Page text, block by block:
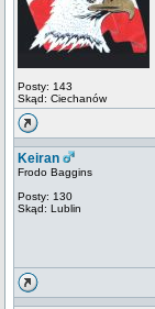
Posty: 143
Skąd: Ciechanów
Keiran
Frodo Baggins
Posty: 130
Skąd: Lublin